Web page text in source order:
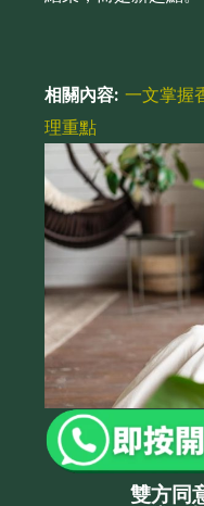
相關內容: 一文掌握
理重點
雙方同